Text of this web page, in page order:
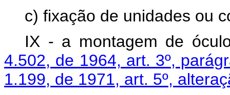
c) fixação de unidades ou
IX - a montagem de
4.502, de 1964, art. 3º,
1.199, de 1971, art. 5º,